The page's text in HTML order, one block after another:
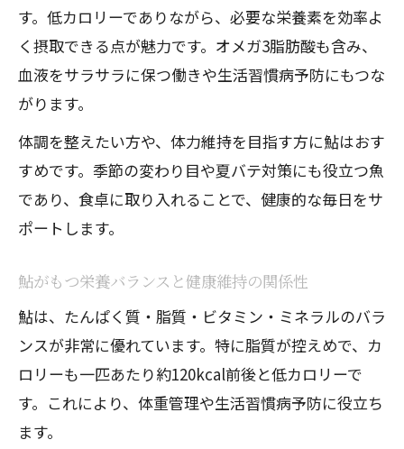
紹介
鮎が体にいい魚とされる根拠を栄養面か
ら考察
鮎を体にいい魚として選ぶ理由
鮎 体 に いい理由とその科学的根拠を解
説
鮎の栄養価を活かした健康的な食習慣の
ヒント
子持ち 鮎 栄養の違いと選び方のポイント
鮎の特徴を活かす食事管理と栄養摂取の
コツ
鮎を選ぶことで得られる健康メリットの
まとめ
す。低カロリーでありながら、必要な栄養素を効率よ
く摂取できる点が魅力です。オメガ3脂肪酸も含み、
血液をサラサラに保つ働きや生活習慣病予防にもつな
がります。
体調を整えたい方や、体力維持を目指す方に鮎はおす
すめです。季節の変わり目や夏バテ対策にも役立つ魚
であり、食卓に取り入れることで、健康的な毎日をサ
ポートします。
鮎がもつ栄養バランスと健康維持の関係性
鮎は、たんぱく質・脂質・ビタミン・ミネラルのバラ
ンスが非常に優れています。特に脂質が控えめで、カ
ロリーも一匹あたり約120kcal前後と低カロリーで
す。これにより、体重管理や生活習慣病予防に役立ち
ます。